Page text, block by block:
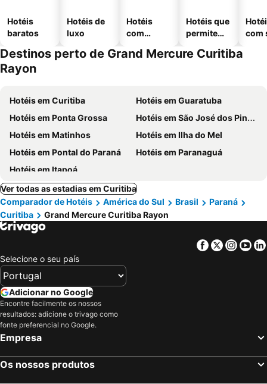
Hotéis
baratos
Hotéis de
luxo
Hotéis
com
Hotéis que
permitem
com
Destinos perto de Grand Mercure Curitiba
Rayon
Hotéis em Curitiba
Hotéis em Guaratuba
Hotéis em Ponta Grossa
Hotéis em São José dos Pinhais
Hotéis em Matinhos
Hotéis em Ilha do Mel
Hotéis em Pontal do Paraná
Hotéis em Paranaguá
Hotéis em Itapoá
Ver todas as estadias em Curitiba
Comparador de Hotéis
América do Sul Brasil
Paraná
Curitiba
Grand Mercure Curitiba Rayon
Facebook
Twitter
Selecione o seu país
Adicionar no Google
Encontre facilmente os nossos
resultados: adicione o trivago como
fonte preferencial no Google.
Empresa
Os nossos produtos